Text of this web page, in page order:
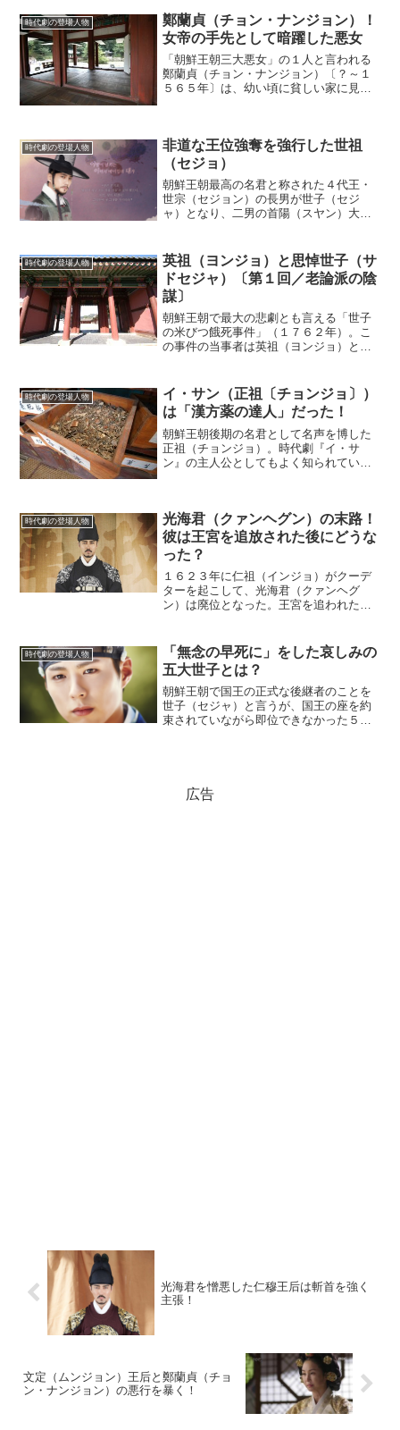
時代劇の登場人物
鄭蘭貞（チョン・ナンジョン）！
女帝の手先として暗躍した悪女
「朝鮮王朝三大悪女」の１人と言われる
鄭蘭貞（チョン・ナンジョン）〔？～１
５６５年〕は、幼い頃に貧しい家に見切
(adsbygoogle ...
時代劇の登場人物
非道な王位強奪を強行した世祖
（セジョ）
朝鮮王朝最高の名君と称された４代王・
世宗（セジョン）の長男が世子（セジ
ャ）となり、二男の首陽（スヤン）大君
に、起こったのが王位強奪事件であっ
た。(adsbygoogle...
時代劇の登場人物
英祖（ヨンジョ）と思悼世子（サ
ドセジャ）〔第１回／老論派の陰
謀〕
朝鮮王朝で最大の悲劇とも言える「世子
の米びつ餓死事件」（１７６２年）。こ
の事件の当事者は英祖（ヨンジョ）と思
て記事を掲載します。政治改革を進める
王１７２４年８月３０日に...
時代劇の登場人物
イ・サン（正祖〔チョンジョ〕）
は「漢方薬の達人」だった！
朝鮮王朝後期の名君として名声を博した
正祖（チョンジョ）。時代劇『イ・サ
ン』の主人公としてもよく知られてい
０年６月、４８歳の正祖は高熱を...
時代劇の登場人物
光海君（クァンヘグン）の末路！
彼は王宮を追放された後にどうな
った？
１６２３年に仁祖（インジョ）がクーデ
ターを起こして、光海君（クァンヘグ
ン）は廃位となった。王宮を追われた国
な末路をたどったのだろうか。
(adsbygoogle = wi...
時代劇の登場人物
「無念の早死に」をした哀しみの
五大世子とは？
朝鮮王朝で国王の正式な後継者のことを
世子（セジャ）と言うが、国王の座を約
束されていながら即位できなかった５人
広告
光海君を憎悪した仁穆王后は斬首を強く
主張！
文定（ムンジョン）王后と鄭蘭貞（チョ
ン・ナンジョン）の悪行を暴く！